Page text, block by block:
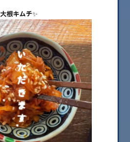
にきれいに！デトックス！
博士ことMIHOKOです。 春はデトックスの
……
大根キムチ✨